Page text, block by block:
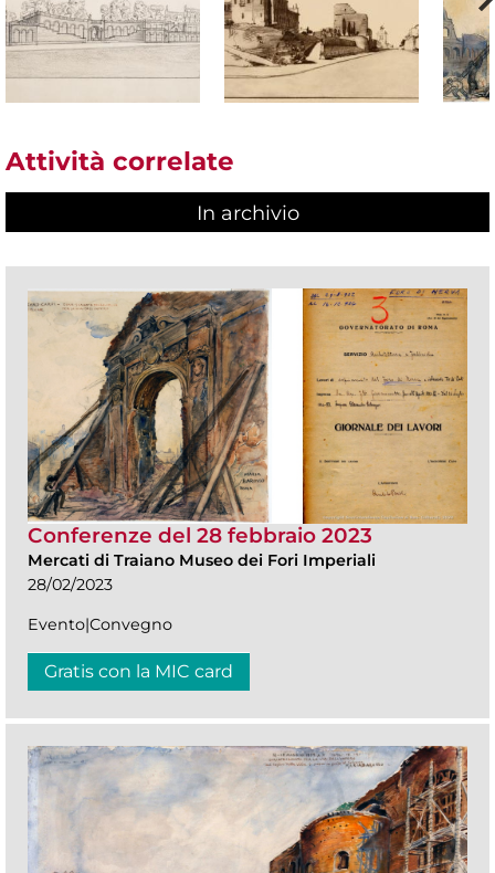
Attività correlate
In archivio
Conferenze del 28 febbraio 2023
Mercati di Traiano Museo dei Fori Imperiali
28/02/2023
Evento|Convegno
Gratis con la MIC card